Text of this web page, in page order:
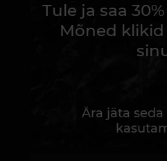
Tule ja saa
Mõned klikid
Ära jäta